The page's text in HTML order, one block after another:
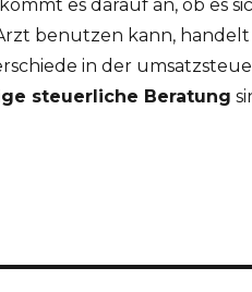
es darauf an, ob es
benutzen kann,
in der
steuerliche Beratung